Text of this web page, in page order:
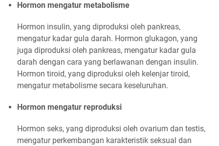
Hormon mengatur metabolisme
Hormon insulin, yang diproduksi oleh pankreas,
mengatur kadar gula darah. Hormon glukagon, yang
juga diproduksi oleh pankreas, mengatur kadar gula
darah dengan cara yang berlawanan dengan insulin.
Hormon tiroid, yang diproduksi oleh kelenjar tiroid,
mengatur metabolisme secara keseluruhan.
Hormon mengatur reproduksi
Hormon seks, yang diproduksi oleh ovarium dan testis,
mengatur perkembangan karakteristik seksual dan